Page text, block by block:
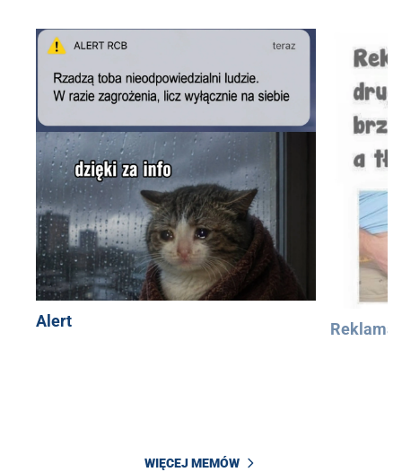
Alert Reklama
WIĘCEJ MEMÓW